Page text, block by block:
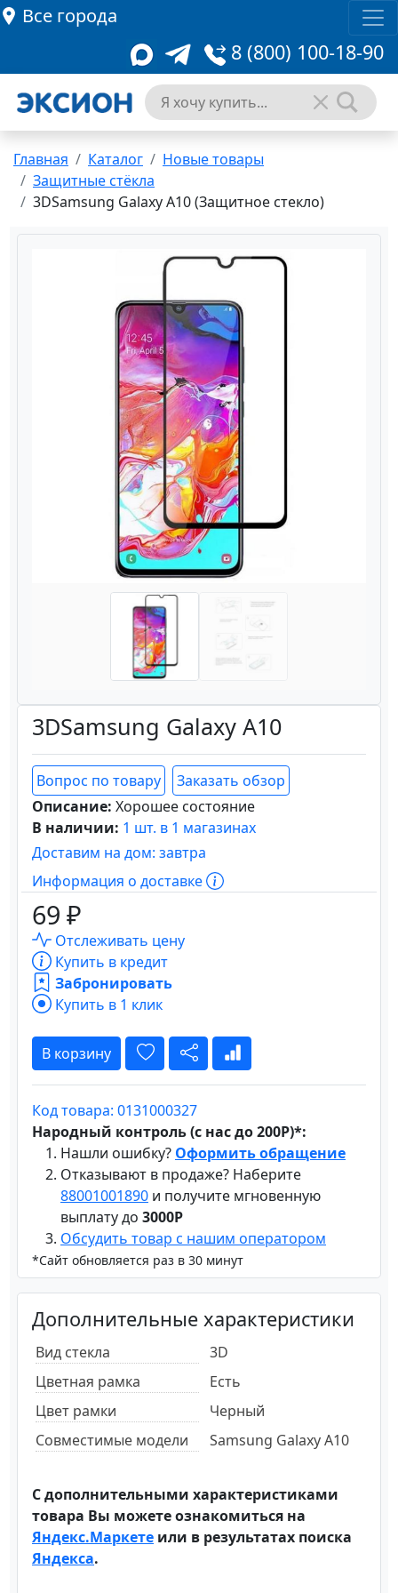
Все города
8 (800) 100-18-90
Главная Каталог
Новые товары
Защитные стёкла
3DSamsung Galaxy A10 (Защитное стекло)
3DSamsung Galaxy A10
Вопрос по товару
Заказать обзор
Описание: Хорошее состояние
В наличии: 1 шт. в 1 магазинах
Доставим на дом: завтра
Информация о доставке
69 ₽
Отслеживать цену
Купить в кредит
Забронировать
Купить в 1 клик
В корзину
Код товара: 0131000327
Народный контроль (с нас до 200Р)*:
Нашли ошибку? Оформить обращение
Отказывают в продаже? Наберите
88001001890 и получите мгновенную
выплату до 3000Р
Обсудить товар с нашим оператором
*Сайт обновляется раз в 30 минут
Дополнительные характеристики
Вид стекла
3D
Цветная рамка
Есть
Цвет рамки
Черный
Совместимые модели
Samsung Galaxy A10
С дополнительными характеристиками
товара Вы можете ознакомиться на
Яндекс.Маркете или в результатах поиска
Яндекса.